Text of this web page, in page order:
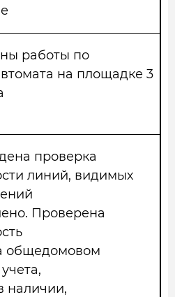
работы по
на площадке 3
проверка
линий, видимых
Проверена
общедомовом
наличии,